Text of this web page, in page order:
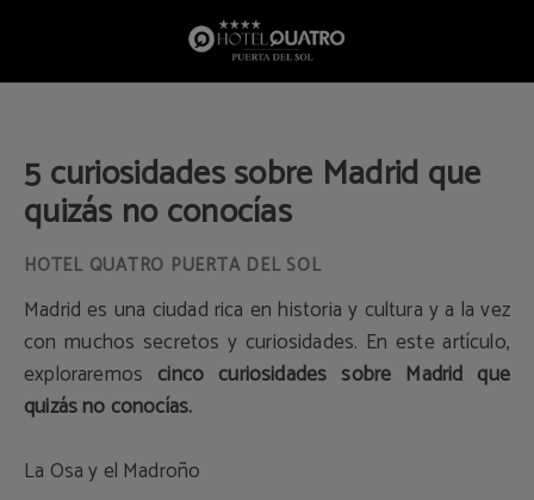
5 curiosidades sobre Madrid que
quizás no conocías
Madrid es una ciudad rica en historia y cultura y a la vez
con muchos secretos y curiosidades. En este artículo,
exploraremos cinco curiosidades sobre Madrid que
quizás no conocías.
La Osa y el Madroño